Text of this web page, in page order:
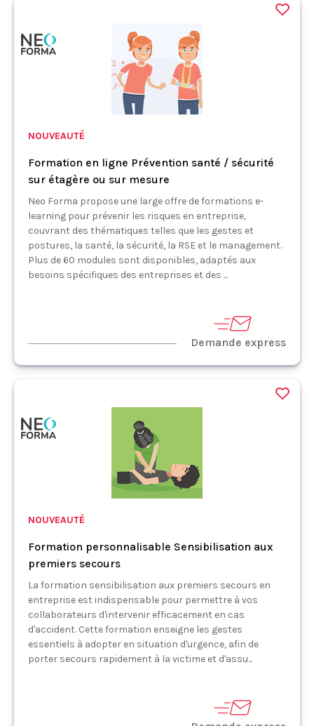
NOUVEAUTÉ
Formation en ligne Prévention santé / sécurité
sur étagère ou sur mesure
Neo Forma propose une large offre de formations e-
learning pour prévenir les risques en entreprise,
couvrant des thématiques telles que les gestes et
postures, la santé, la sécurité, la RSE et le management.
Plus de 60 modules sont disponibles, adaptés aux
besoins spécifiques des entreprises et des ...
Demande express
NOUVEAUTÉ
Formation personnalisable Sensibilisation aux
premiers secours
La formation sensibilisation aux premiers secours en
entreprise est indispensable pour permettre à vos
collaborateurs d'intervenir efficacement en cas
d'accident. Cette formation enseigne les gestes
essentiels à adopter en situation d'urgence, afin de
porter secours rapidement à la victime et d'assu...